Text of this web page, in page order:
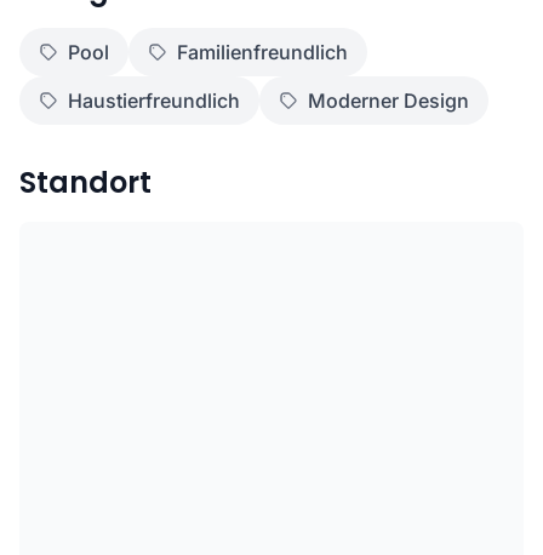
Pool
Familienfreundlich
Haustierfreundlich
Moderner Design
Standort